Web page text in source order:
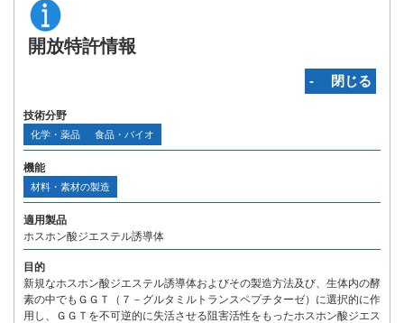
開放特許情報
‐ 閉じる
技術分野
化学・薬品 食品・バイオ
機能
材料・素材の製造
適用製品
ホスホン酸ジエステル誘導体
目的
新規なホスホン酸ジエステル誘導体およびその製造方法及び、生体内の酵
素の中でもＧＧＴ（７－グルタミルトランスペプチターゼ）に選択的に作
用し、ＧＧＴを不可逆的に失活させる阻害活性をもったホスホン酸ジエス